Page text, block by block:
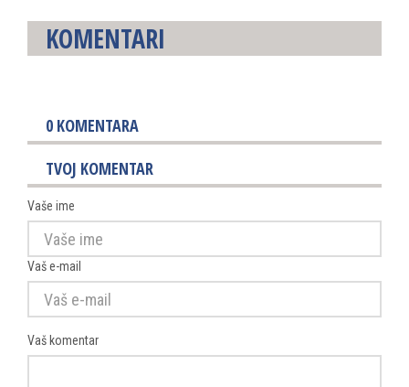
KOMENTARI
0 KOMENTARA
TVOJ KOMENTAR
Vaše ime
Vaš e-mail
Vaš komentar